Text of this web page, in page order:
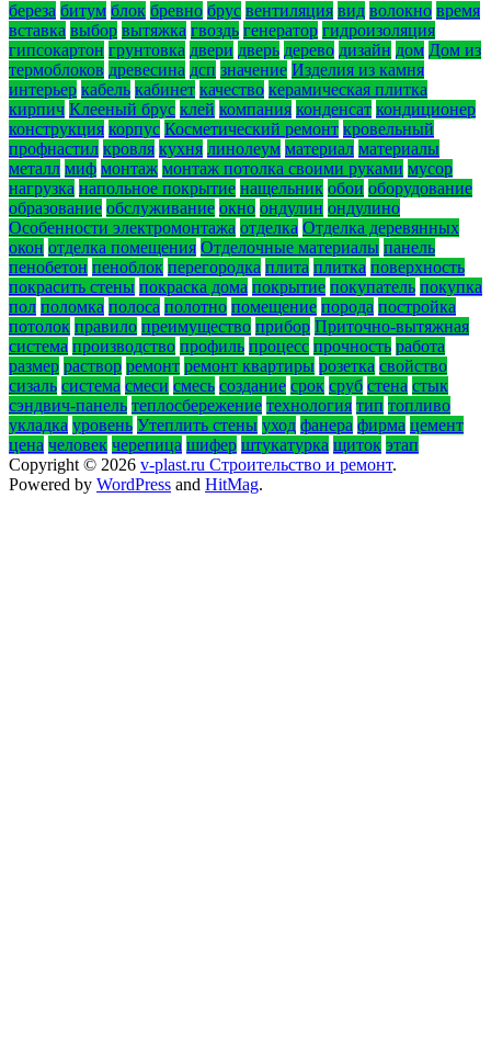
береза битум блок бревно брус вентиляция вид волокно время
вставка выбор вытяжка гвоздь генератор гидроизоляция
гипсокартон грунтовка двери дверь дерево дизайн дом Дом из
термоблоков древесина дсп значение Изделия из камня
интерьер кабель кабинет качество керамическая плитка
кирпич Клееный брус клей компания конденсат кондиционер
конструкция корпус Косметический ремонт кровельный
профнастил кровля кухня линолеум материал материалы
металл миф монтаж монтаж потолка своими руками мусор
нагрузка напольное покрытие нащельник обои оборудование
образование обслуживание окно ондулин ондулино
Особенности электромонтажа отделка Отделка деревянных
окон отделка помещения Отделочные материалы панель
пенобетон пеноблок перегородка плита плитка поверхность
покрасить стены покраска дома покрытие покупатель покупка
пол поломка полоса полотно помещение порода постройка
потолок правило преимущество прибор Приточно-вытяжная
система производство профиль процесс прочность работа
размер раствор ремонт ремонт квартиры розетка свойство
сизаль система смеси смесь создание срок сруб стена стык
сэндвич-панель теплосбережение технология тип топливо
укладка уровень Утеплить стены уход фанера фирма цемент
цена человек черепица шифер штукатурка щиток этап
Copyright © 2026 v-plast.ru Строительство и ремонт.
Powered by WordPress and HitMag.